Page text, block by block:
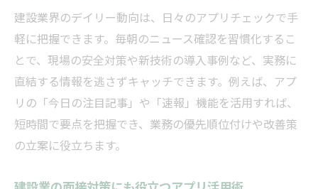
建設業界のデイリー動向は、日々のアプリチェックで手
軽に把握できます。毎朝のニュース確認を習慣化するこ
とで、現場の安全対策や新技術の導入事例など、実務に
直結する情報を逃さずキャッチできます。例えば、アプ
リの「今日の注目記事」や「速報」機能を活用すれば、
短時間で要点を把握でき、業務の優先順位付けや改善策
の立案に役立ちます。